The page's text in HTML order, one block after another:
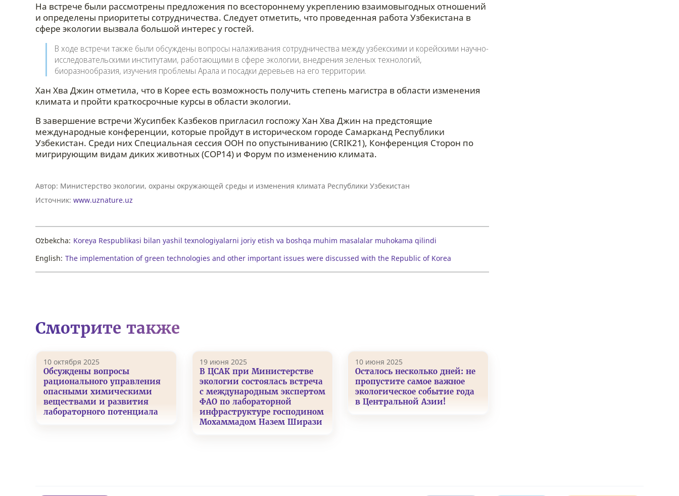
На встрече были рассмотрены предложения по всестороннему укреплению взаимовыгодных отношений
и определены приоритеты сотрудничества. Следует отметить, что проведенная работа Узбекистана в
сфере экологии вызвала большой интерес у гостей.
В ходе встречи также были обсуждены вопросы налаживания сотрудничества между узбекскими и корейскими научно-
исследовательскими институтами, работающими в сфере экологии, внедрения зеленых технологий,
биоразнообразия, изучения проблемы Арала и посадки деревьев на его территории.
Хан Хва Джин отметила, что в Корее есть возможность получить степень магистра в области изменения
климата и пройти краткосрочные курсы в области экологии.
В завершение встречи Жусипбек Казбеков пригласил госпожу Хан Хва Джин на предстоящие
международные конференции, которые пройдут в историческом городе Самарканд Республики
Узбекистан. Среди них Специальная сессия ООН по опустыниванию (CRIK21), Конференция Сторон по
мигрирующим видам диких животных (COP14) и Форум по изменению климата.
Автор: Министерство экологии, охраны окружающей среды и изменения климата Республики Узбекистан
Источник: www.uznature.uz
Oʻzbekcha: Koreya Respublikasi bilan yashil texnologiyalarni joriy etish va boshqa muhim masalalar muhokama qilindi
English: The implementation of green technologies and other important issues were discussed with the Republic of Korea
Смотрите также
10 октября 2025
Обсуждены вопросы
рационального управления
опасными химическими
веществами и развития
лабораторного потенциала
19 июня 2025
В ЦСАК при Министерстве
экологии состоялась встреча
с международным экспертом
ФАО по лабораторной
инфраструктуре господином
Мохаммадом Назем Ширази
10 июня 2025
Осталось несколько дней: не
пропустите самое важное
экологическое событие года
в Центральной Азии!